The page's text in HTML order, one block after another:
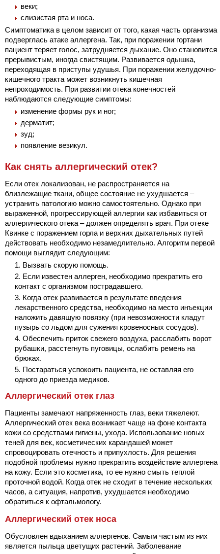
веки;
слизистая рта и носа.
Симптоматика в целом зависит от того, какая часть организма
подверглась атаке аллергена. Так, при поражении гортани
пациент теряет голос, затрудняется дыхание. Оно становится
прерывистым, иногда свистящим. Развивается одышка,
переходящая в приступы удушья. При поражении желудочно-
кишечного тракта может возникнуть кишечная
непроходимость. При развитии отека конечностей
наблюдаются следующие симптомы:
изменение формы рук и ног;
дерматит;
зуд;
появление везикул.
Как снять аллергический отек?
Если отек локализован, не распространяется на
близлежащие ткани, общее состояние не ухудшается –
устранить патологию можно самостоятельно. Однако при
выраженной, прогрессирующей аллергии как избавиться от
аллергического отека – должен определять врач. При отеке
Квинке с поражением горла и верхних дыхательных путей
действовать необходимо незамедлительно. Алгоритм первой
помощи выглядит следующим:
Вызвать скорую помощь.
Если известен аллерген, необходимо прекратить его
контакт с организмом пострадавшего.
Когда отек развивается в результате введения
лекарственного средства, необходимо на место инъекции
наложить давящую повязку (при невозможности кладут
пузырь со льдом для сужения кровеносных сосудов).
Обеспечить приток свежего воздуха, расслабить ворот
рубашки, расстегнуть пуговицы, ослабить ремень на
брюках.
Постараться успокоить пациента, не оставляя его
одного до приезда медиков.
Аллергический отек глаз
Пациенты замечают напряженность глаз, веки тяжелеют.
Аллергический отек века возникает чаще на фоне контакта
кожи со средствами гигиены, ухода. Использование новых
теней для век, косметических карандашей может
спровоцировать отечность и припухлость. Для решения
подобной проблемы нужно прекратить воздействие аллергена
на кожу. Если это косметика, то ее нужно смыть теплой
проточной водой. Когда отек не сходит в течение нескольких
часов, а ситуация, напротив, ухудшается необходимо
обратиться к офтальмологу.
Аллергический отек носа
Обусловлен вдыханием аллергенов. Самым частым из них
является пыльца цветущих растений. Заболевание